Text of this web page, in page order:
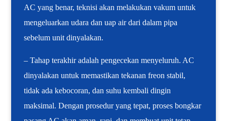
AC yang benar, teknisi akan melakukan vakum untuk
mengeluarkan udara dan uap air dari dalam pipa
sebelum unit dinyalakan.
– Tahap terakhir adalah pengecekan menyeluruh. AC
dinyalakan untuk memastikan tekanan freon stabil,
tidak ada kebocoran, dan suhu kembali dingin
maksimal. Dengan prosedur yang tepat, proses bongkar